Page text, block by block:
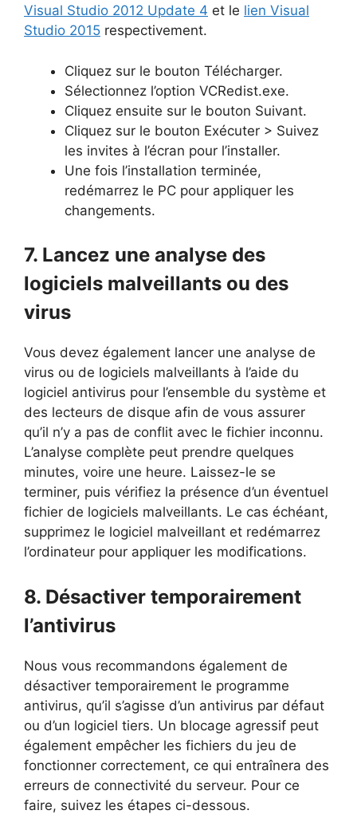
Visual Studio 2012 Update 4 et le lien Visual
Studio 2015 respectivement.
Cliquez sur le bouton Télécharger.
Sélectionnez l’option VCRedist.exe.
Cliquez ensuite sur le bouton Suivant.
Cliquez sur le bouton Exécuter > Suivez
les invites à l’écran pour l’installer.
Une fois l’installation terminée,
redémarrez le PC pour appliquer les
changements.
7. Lancez une analyse des
logiciels malveillants ou des
virus
Vous devez également lancer une analyse de
virus ou de logiciels malveillants à l’aide du
logiciel antivirus pour l’ensemble du système et
des lecteurs de disque afin de vous assurer
qu’il n’y a pas de conflit avec le fichier inconnu.
L’analyse complète peut prendre quelques
minutes, voire une heure. Laissez-le se
terminer, puis vérifiez la présence d’un éventuel
fichier de logiciels malveillants. Le cas échéant,
supprimez le logiciel malveillant et redémarrez
l’ordinateur pour appliquer les modifications.
8. Désactiver temporairement
l’antivirus
Nous vous recommandons également de
désactiver temporairement le programme
antivirus, qu’il s’agisse d’un antivirus par défaut
ou d’un logiciel tiers. Un blocage agressif peut
également empêcher les fichiers du jeu de
fonctionner correctement, ce qui entraînera des
erreurs de connectivité du serveur. Pour ce
faire, suivez les étapes ci-dessous.